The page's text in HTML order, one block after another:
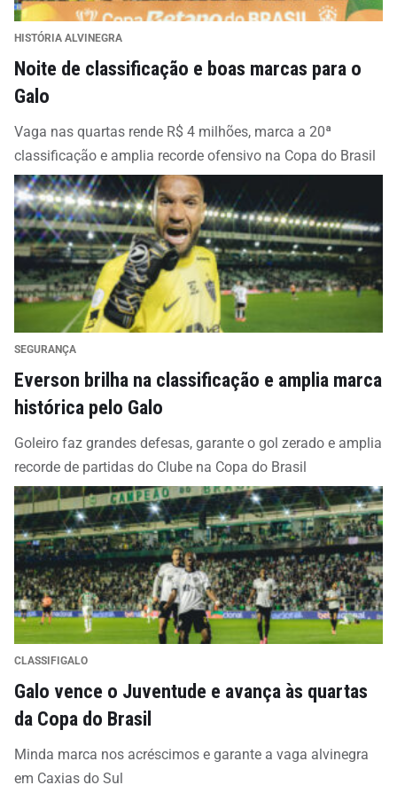
HISTÓRIA ALVINEGRA
Noite de classificação e boas marcas para o
Galo
Vaga nas quartas rende R$ 4 milhões, marca a 20ª
classificação e amplia recorde ofensivo na Copa do Brasil
SEGURANÇA
Everson brilha na classificação e amplia marca
histórica pelo Galo
Goleiro faz grandes defesas, garante o gol zerado e amplia
recorde de partidas do Clube na Copa do Brasil
CLASSIFIGALO
Galo vence o Juventude e avança às quartas
da Copa do Brasil
Minda marca nos acréscimos e garante a vaga alvinegra
em Caxias do Sul